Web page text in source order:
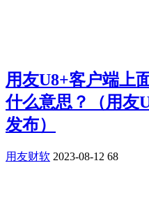
用友U8+客户端上
什么意思？（用友
发布）
用友财软 2023-08-12 68